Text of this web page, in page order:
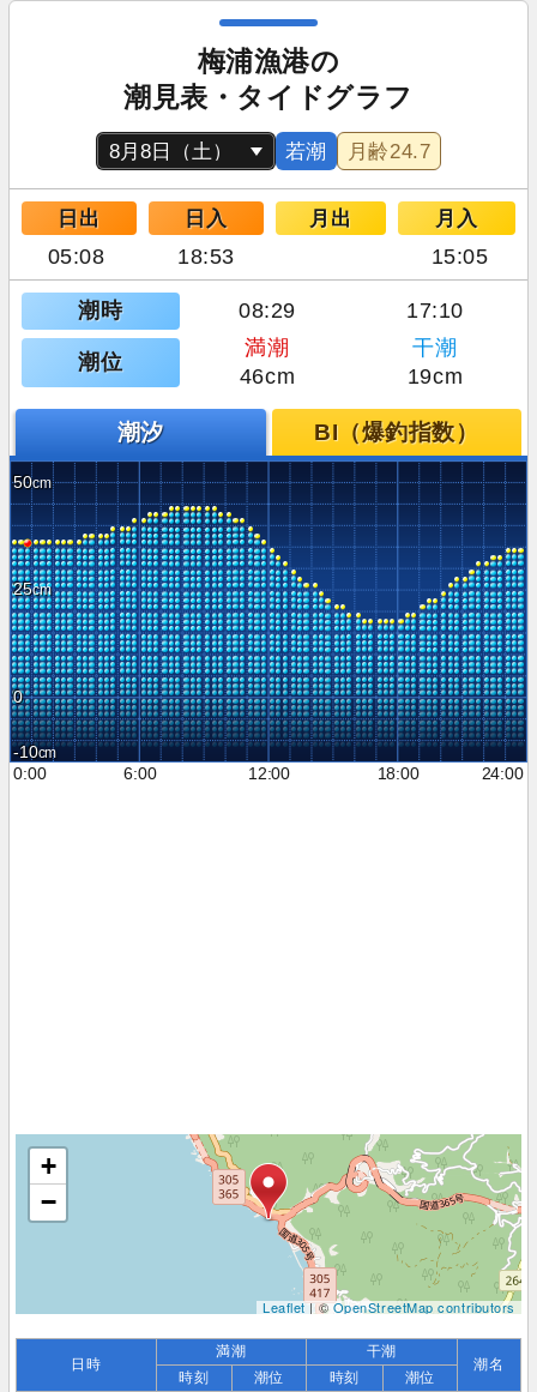
梅浦漁港の
潮見表・タイドグラフ
若潮 月齢24.7
日出 日入 月出 月入
05:08 18:53 15:05
潮時 08:29 17:10
潮位
満潮
干潮
46cm
19cm
潮汐 BI（爆釣指数）
50
25
0
-10
0:00
6:00 12:00 18:00 24:00
+
−
Leaflet| ©OpenStreetMap contributors
日時
満潮 干潮
潮名
時刻 潮位 時刻
潮位